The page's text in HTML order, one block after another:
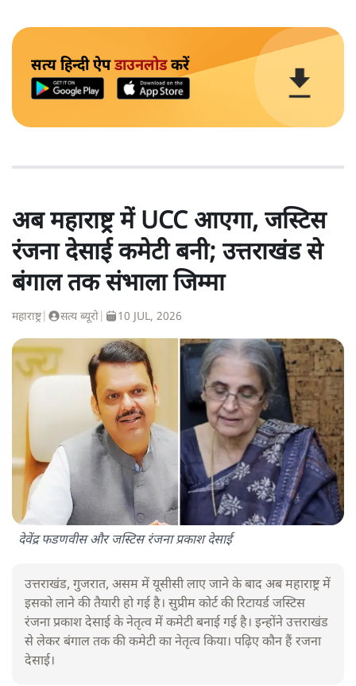
सत्य हिन्दी ऐपडाउनलोडकरें
अब महाराष्ट्र में UCC आएगा, जस्टिस
रंजना देसाई कमेटी बनी; उत्तराखंड से
बंगाल तक संभाला जिम्मा
महाराष्ट्र| सत्य ब्यूरो 10 JUL, 2026
देवेंद्र फडणवीस और जस्टिस रंजना प्रकाश देसाई
उत्तराखंड, गुजरात, असम में यूसीसी लाए जाने के बाद अब महाराष्ट्र में
इसको लाने की तैयारी हो गई है। सुप्रीम कोर्ट की रिटायर्ड जस्टिस
रंजना प्रकाश देसाई के नेतृत्व में कमेटी बनाई गई है। इन्होंने उत्तराखंड
से लेकर बंगाल तक की कमेटी का नेतृत्व किया। पढ़िए कौन हैं रजना
देसाई।